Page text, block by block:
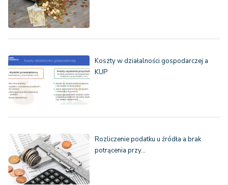
Koszty w działalności gospodarczej a
KUP
Rozliczenie podatku u źródła a brak
potrącenia przy…